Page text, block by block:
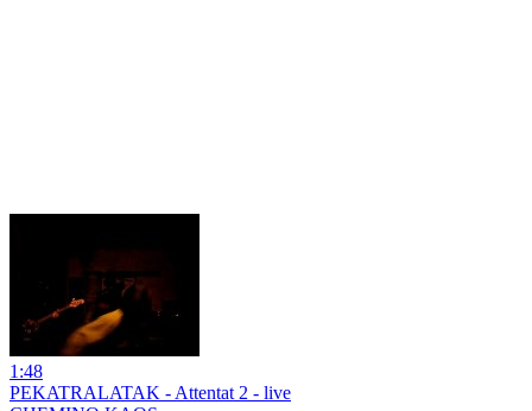
1:48
PEKATRALATAK - Attentat 2 - live